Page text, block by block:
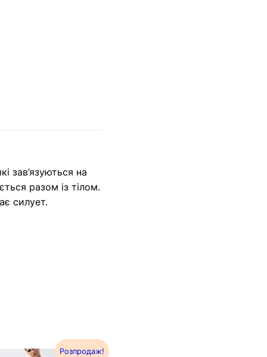
зав’язуються на
разом із тілом.
силует.
Розпродаж!